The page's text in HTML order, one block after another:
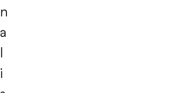
n
a
l
i